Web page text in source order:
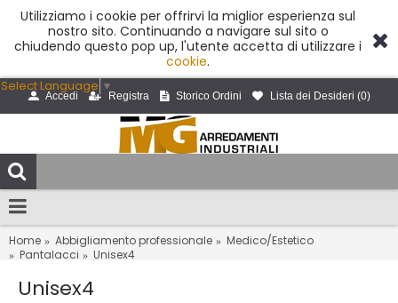
Utilizziamo i cookie per offrirvi la miglior esperienza sul
nostro sito. Continuando a navigare sul sito o
chiudendo questo pop up, l'utente accetta di utilizzare i
cookie.
Select Language ▼
Accedi Registra Storico Ordini Lista dei Desideri (0)
Home Abbigliamento professionale
Medico/Estetico
Pantalacci
Unisex4
Unisex4